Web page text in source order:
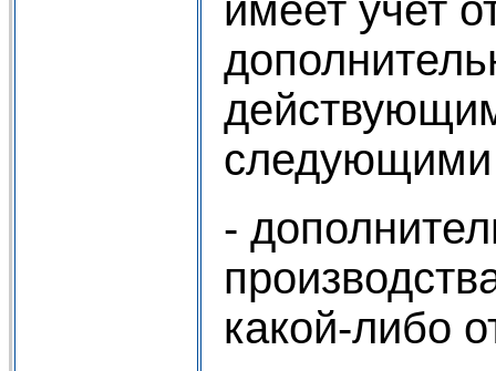
имеет учет
следующими
-
какой-либо